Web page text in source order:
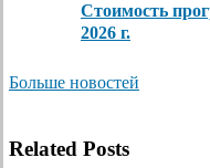
Стоимость
2026 г.
Больше новостей
Related Posts